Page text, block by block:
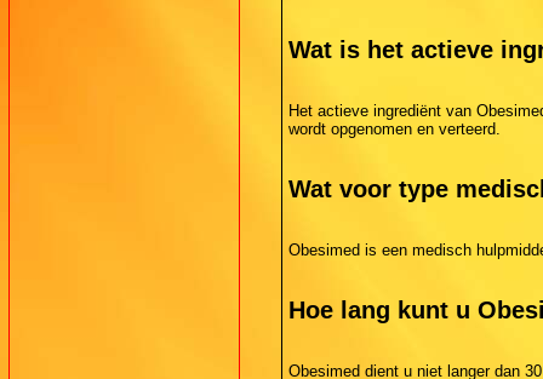
Wat is het actieve
Het actieve ingrediënt van
wordt opgenomen en verteerd.
Wat voor type
Obesimed is een medisch
Hoe lang kunt u
Obesimed dient u niet langer dan